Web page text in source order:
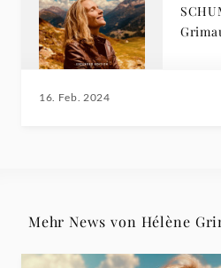
16. Feb. 2024
Mehr News von Hélène